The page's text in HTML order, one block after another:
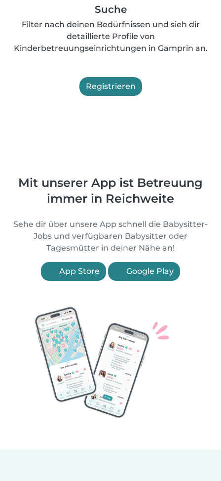
Suche
Filter nach deinen Bedürfnissen und sieh dir
detaillierte Profile von
Kinderbetreuungseinrichtungen in Gamprin an.
Registrieren
Mit unserer App ist Betreuung
immer in Reichweite
Sehe dir über unsere App schnell die Babysitter-
Jobs und verfügbaren Babysitter oder
Tagesmütter in deiner Nähe an!
App Store Google Play